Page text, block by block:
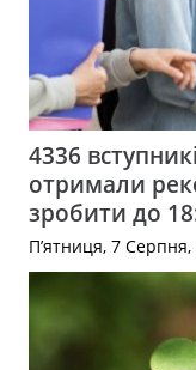
4336
отримали
зробити до
П’ятниця, 7 Серпня,